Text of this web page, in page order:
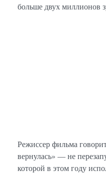
больше двух миллионов
Режиссер фильма
вернулась» — не
которой в этом году